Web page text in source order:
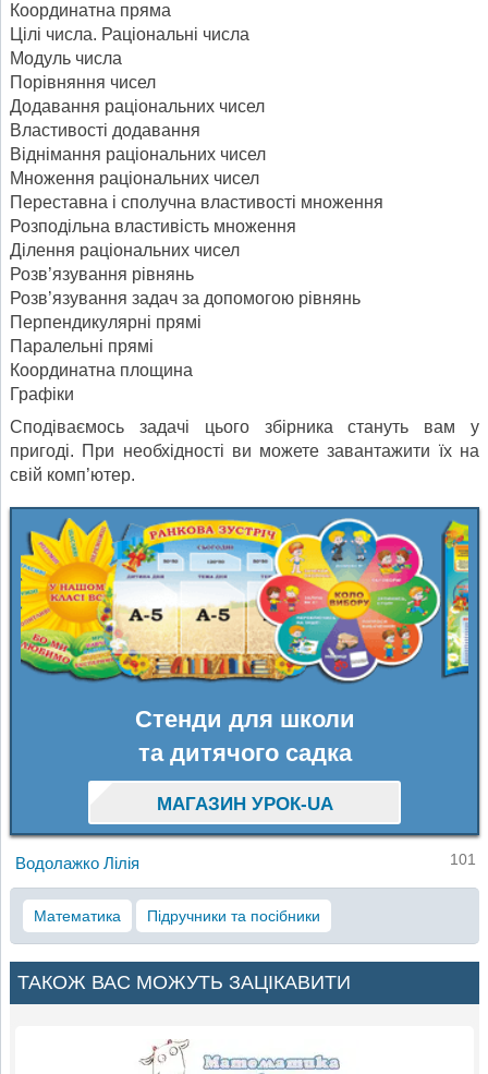
Координатна пряма
Цілі числа. Раціональні числа
Модуль числа
Порівняння чисел
Додавання раціональних чисел
Властивості додавання
Віднімання раціональних чисел
Множення раціональних чисел
Переставна і сполучна властивості множення
Розподільна властивість множення
Ділення раціональних чисел
Розв’язування рівнянь
Розв’язування задач за допомогою рівнянь
Перпендикулярні прямі
Паралельні прямі
Координатна площина
Графіки
Сподіваємось задачі цього збірника стануть вам у
пригоді. При необхідності ви можете завантажити їх на
свій комп’ютер.
Стенди для школи
та дитячого садка
МАГАЗИН УРОК-UA
Водолажко Лілія 101
Математика Підручники та посібники
ТАКОЖ ВАС МОЖУТЬ ЗАЦІКАВИТИ